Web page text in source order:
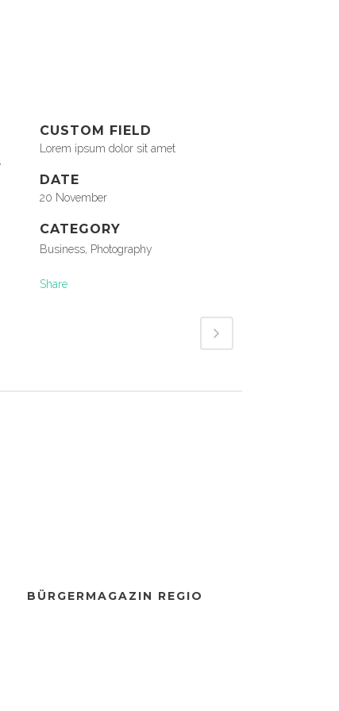
CUSTOM FIELD
Lorem ipsum dolor sit amet
DATE
20 November
CATEGORY
Business, Photography
Share
BÜRGERMAGAZIN REGIO